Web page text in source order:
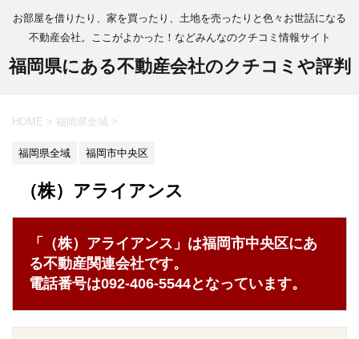
お部屋を借りたり、家を買ったり、土地を売ったりと色々お世話になる
不動産会社。ここがよかった！などみんなのクチコミ情報サイト
福岡県にある不動産会社のクチコミや評判
HOME > 福岡県全域 >
福岡県全域 福岡市中央区
（株）アライアンス
「（株）アライアンス」は福岡市中央区にあ
る不動産関連会社です。
電話番号は092-406-5544となっています。